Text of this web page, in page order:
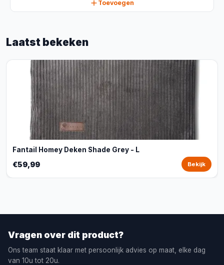
Toevoegen
Laatst bekeken
Fantail Homey Deken Shade Grey - L
€59,99 Bekijk
Vragen over dit product?
Ons team staat klaar met persoonlijk advies op maat, elke dag
van 10u tot 20u.